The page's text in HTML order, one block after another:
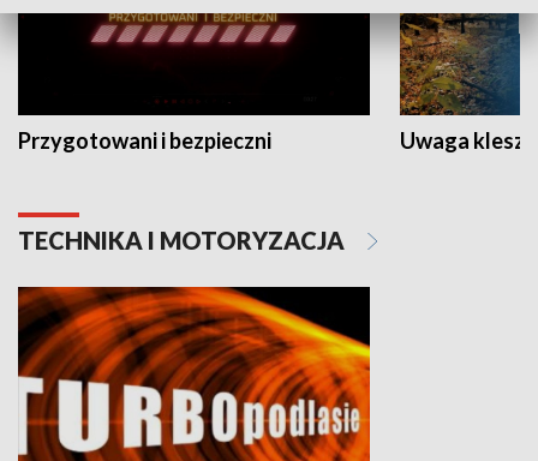
Przygotowani i bezpieczni Uwaga
TECHNIKA I MOTORYZACJA